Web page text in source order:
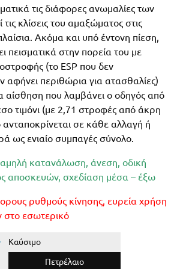
τις διάφορες ανωμαλίες των
κλίσεις του αμαξώματος στις
Ακόμα και υπό έντονη πίεση,
πεισματικά στην πορεία του με
(το ESP που δεν
αφήνει περιθώρια για ατασθαλίες)
αίσθηση που λαμβάνει ο οδηγός από
τιμόνι (με 2,71 στροφές από άκρη
σε κάθε αλλαγή ή
ως ενιαίο συμπαγές σύνολο.
κατανάλωση, άνεση, οδική
αποσκευών, σχεδίαση μέσα – έξω
ρυθμούς κίνησης, ευρεία χρήση
εσωτερικό
Καύσιμο
Πετρέλαιο